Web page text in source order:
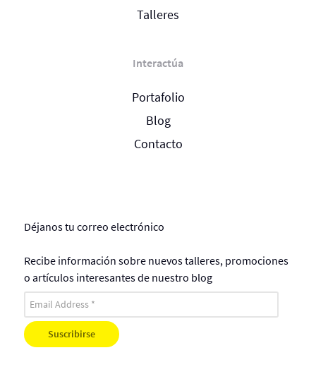
Talleres
Interactúa
Portafolio
Blog
Contacto
Déjanos tu correo electrónico
Recibe información sobre nuevos talleres, promociones
o artículos interesantes de nuestro blog